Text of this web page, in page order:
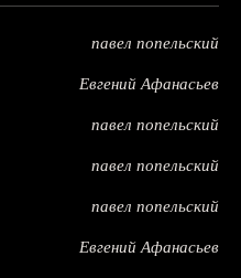
павел попельский
Евгений Афанасьев
павел попельский
павел попельский
павел попельский
Евгений Афанасьев